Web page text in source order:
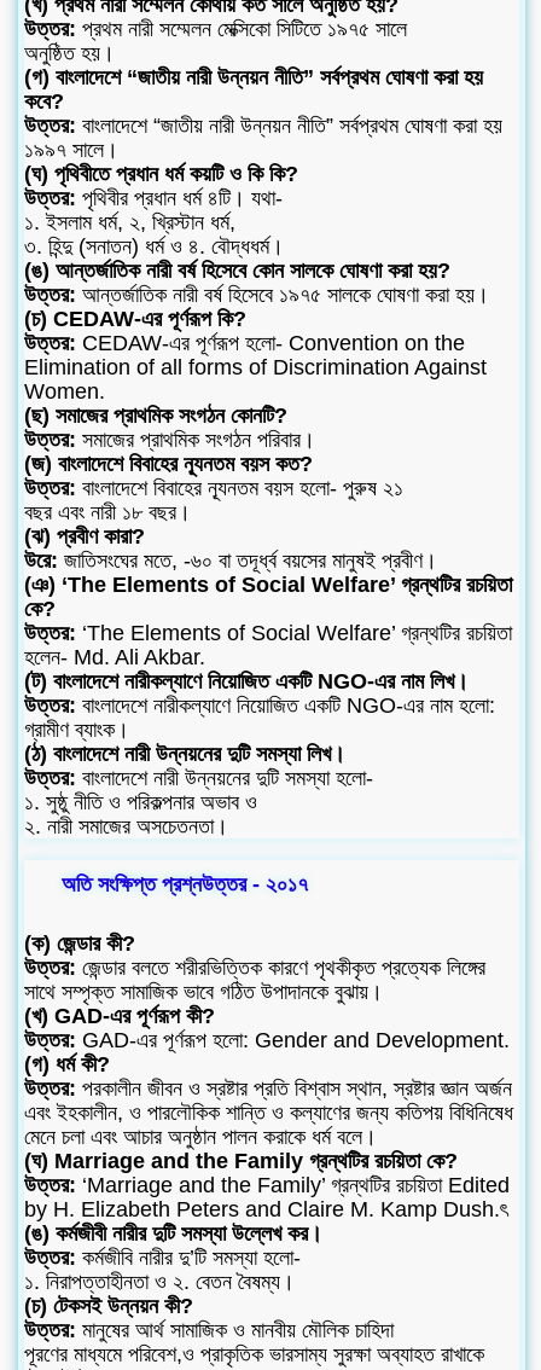
উত্তর: প্রথম নারী সম্মেলন মেক্সিকো সিটিতে ১৯৭৫ সালে
অনুষ্ঠিত হয়।
(গ) বাংলাদেশে “জাতীয় নারী উন্নয়ন নীতি” সর্বপ্রথম ঘোষণা করা হয়
কবে?
উত্তর: বাংলাদেশে “জাতীয় নারী উন্নয়ন নীতি” সর্বপ্রথম ঘোষণা করা হয়
১৯৯৭ সালে।
(ঘ) পৃথিবীতে প্রধান ধর্ম কয়টি ও কি কি?
উত্তর: পৃথিবীর প্রধান ধর্ম ৪টি। যথা-
১. ইসলাম ধর্ম, ২, খ্রিস্টান ধর্ম,
৩. হিন্দু (সনাতন) ধর্ম ও ৪. বৌদ্ধধর্ম।
(ঙ) আন্তর্জাতিক নারী বর্ষ হিসেবে কোন সালকে ঘোষণা করা হয়?
উত্তর: আন্তর্জাতিক নারী বর্ষ হিসেবে ১৯৭৫ সালকে ঘোষণা করা হয়।
(চ) CEDAW-এর পূর্ণরূপ কি?
উত্তর: CEDAW-এর পূর্ণরূপ হলো- Convention on the
Elimination of all forms of Discrimination Against
Women.
(ছ) সমাজের প্রাথমিক সংগঠন কোনটি?
উত্তর: সমাজের প্রাথমিক সংগঠন পরিবার।
(জ) বাংলাদেশে বিবাহের ন্যূনতম বয়স কত?
উত্তর: বাংলাদেশে বিবাহের ন্যূনতম বয়স হলো- পুরুষ ২১
বছর এবং নারী ১৮ বছর।
(ঝ) প্রবীণ কারা?
উরে: জাতিসংঘের মতে, -৬০ বা তদূর্ধ্ব বয়সের মানুষই প্রবীণ।
(ঞ) ‘The Elements of Social Welfare’ গ্রন্থটির রচয়িতা
কে?
উত্তর: ‘The Elements of Social Welfare’ গ্রন্থটির রচয়িতা
হলেন- Md. Ali Akbar.
(ট) বাংলাদেশে নারীকল্যাণে নিয়োজিত একটি NGO-এর নাম লিখ।
উত্তর: বাংলাদেশে নারীকল্যাণে নিয়োজিত একটি NGO-এর নাম হলো:
গ্রামীণ ব্যাংক।
(ঠ) বাংলাদেশে নারী উন্নয়নের দুটি সমস্যা লিখ।
উত্তর: বাংলাদেশে নারী উন্নয়নের দুটি সমস্যা হলো-
১. সুষ্ঠু নীতি ও পরিকল্পনার অভাব ও
২. নারী সমাজের অসচেতনতা।
অতি সংক্ষিপ্ত প্রশ্নউত্তর - ২০১৭
(ক) জেন্ডার কী?
উত্তর: জেন্ডার বলতে শরীরভিত্তিক কারণে পৃথকীকৃত প্রত্যেক লিঙ্গের
সাথে সম্পৃক্ত সামাজিক ভাবে গঠিত উপাদানকে বুঝায়।
(খ) GAD-এর পূর্ণরূপ কী?
উত্তর: GAD-এর পূর্ণরূপ হলো: Gender and Development.
(গ) ধর্ম কী?
উত্তর: পরকালীন জীবন ও স্রষ্টার প্রতি বিশ্বাস স্থান, স্রষ্টার জ্ঞান অর্জন
এবং ইহকালীন, ও পারলৌকিক শান্তি ও কল্যাণের জন্য কতিপয় বিধিনিষেধ
মেনে চলা এবং আচার অনুষ্ঠান পালন করাকে ধর্ম বলে।
(ঘ) Marriage and the Family গ্রন্থটির রচয়িতা কে?
উত্তর: ‘Marriage and the Family’ গ্রন্থটির রচয়িতা Edited
by H. Elizabeth Peters and Claire M. Kamp Dush.ৎ
(ঙ) কর্মজীবী নারীর দুটি সমস্যা উল্লেখ কর।
উত্তর: কর্মজীবি নারীর দু’টি সমস্যা হলো-
১. নিরাপত্তাহীনতা ও ২. বেতন বৈষম্য।
(চ) টেকসই উন্নয়ন কী?
উত্তর: মানুষের আর্থ সামাজিক ও মানবীয় মৌলিক চাহিদা
পূরণের মাধ্যমে পরিবেশ,ও প্রাকৃতিক ভারসাম্য সুরক্ষা অব্যাহত রাখাকে